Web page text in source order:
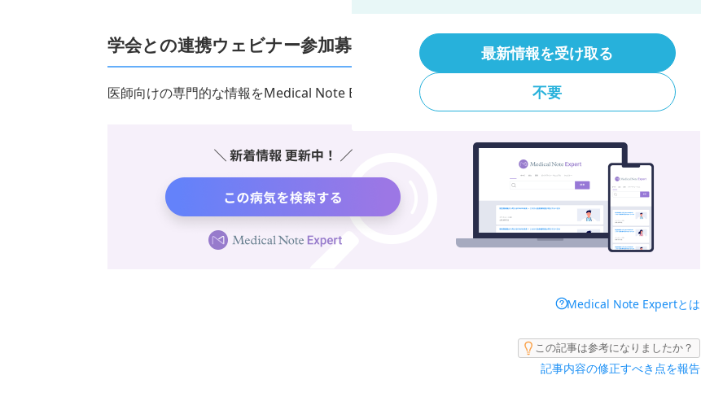
最新情報を受け取る
不要
学会との連携ウェビナー参加募集中
医師向けの専門的な情報をMedical Note Expertでより詳しく調べることができます。
Medical Note Expertとは
この記事は参考になりましたか？
記事内容の修正すべき点を報告